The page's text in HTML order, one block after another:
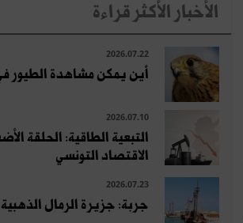
الأخبار الأكثر قراءة
2026.07.22
أين يمكن مشاهدة الطيور
2026.07.10
التبعية الطاقية: الحلقة
الاقتصاد التونسي
2026.07.23
جربة: جزيرة الرمال الذهبية